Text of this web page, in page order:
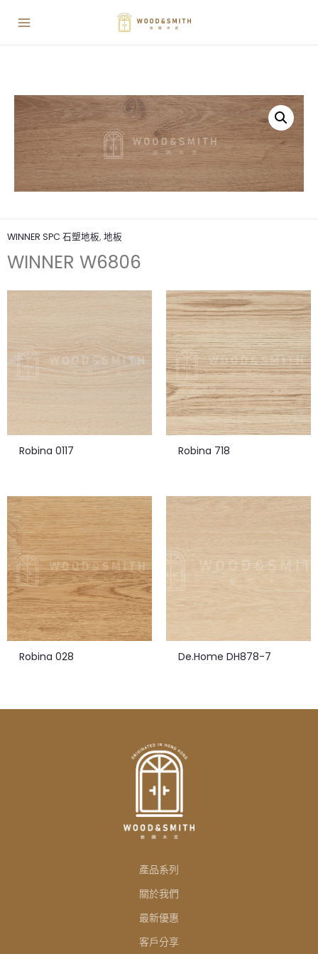
WINNER SPC 石塑地板, 地板
WINNER W6806
Robina 0117 Robina 718
Robina 028 De.Home DH878-7
產品系列
關於我們
最新優惠
客戶分享